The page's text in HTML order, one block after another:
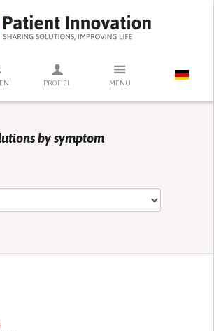
PROFIEL MENU
SIE AUF ENTER UM DIE SUCHE ZU STARTEN
by symptom